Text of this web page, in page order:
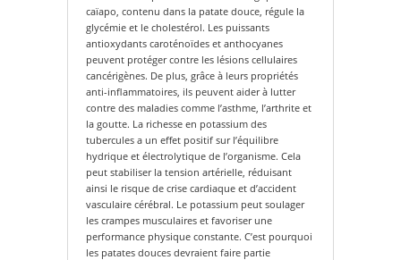
caïapo, contenu dans la patate douce, régule la
glycémie et le cholestérol. Les puissants
antioxydants caroténoïdes et anthocyanes
peuvent protéger contre les lésions cellulaires
cancérigènes. De plus, grâce à leurs propriétés
anti-inflammatoires, ils peuvent aider à lutter
contre des maladies comme l’asthme, l’arthrite et
la goutte. La richesse en potassium des
tubercules a un effet positif sur l’équilibre
hydrique et électrolytique de l’organisme. Cela
peut stabiliser la tension artérielle, réduisant
ainsi le risque de crise cardiaque et d’accident
vasculaire cérébral. Le potassium peut soulager
les crampes musculaires et favoriser une
performance physique constante. C’est pourquoi
les patates douces devraient faire partie